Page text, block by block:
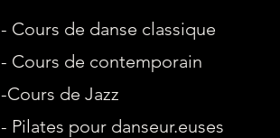
- Cours de danse classique
- Cours de contemporain
-Cours de Jazz
- Pilates pour danseur.euses